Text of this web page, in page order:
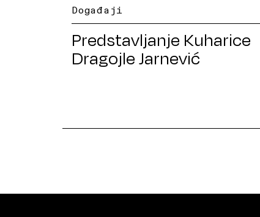
Događaji
Predstavljanje Kuharice
Dragojle Jarnević